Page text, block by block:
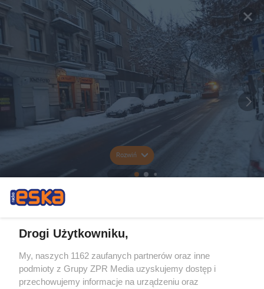
Rozwiń
Drogi Użytkowniku,
My, naszych 1162 zaufanych partnerów oraz inne
podmioty z Grupy ZPR Media uzyskujemy dostęp i
przechowujemy informacje na urządzeniu oraz